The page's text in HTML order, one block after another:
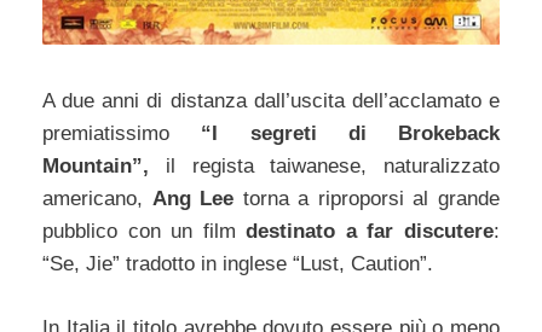
A due anni di distanza dall’uscita dell’acclamato e
premiatissimo “I segreti di Brokeback
Mountain”, il regista taiwanese, naturalizzato
americano, Ang Lee torna a riproporsi al grande
pubblico con un filmdestinato a far discutere:
“Se, Jie” tradotto in inglese “Lust, Caution”.